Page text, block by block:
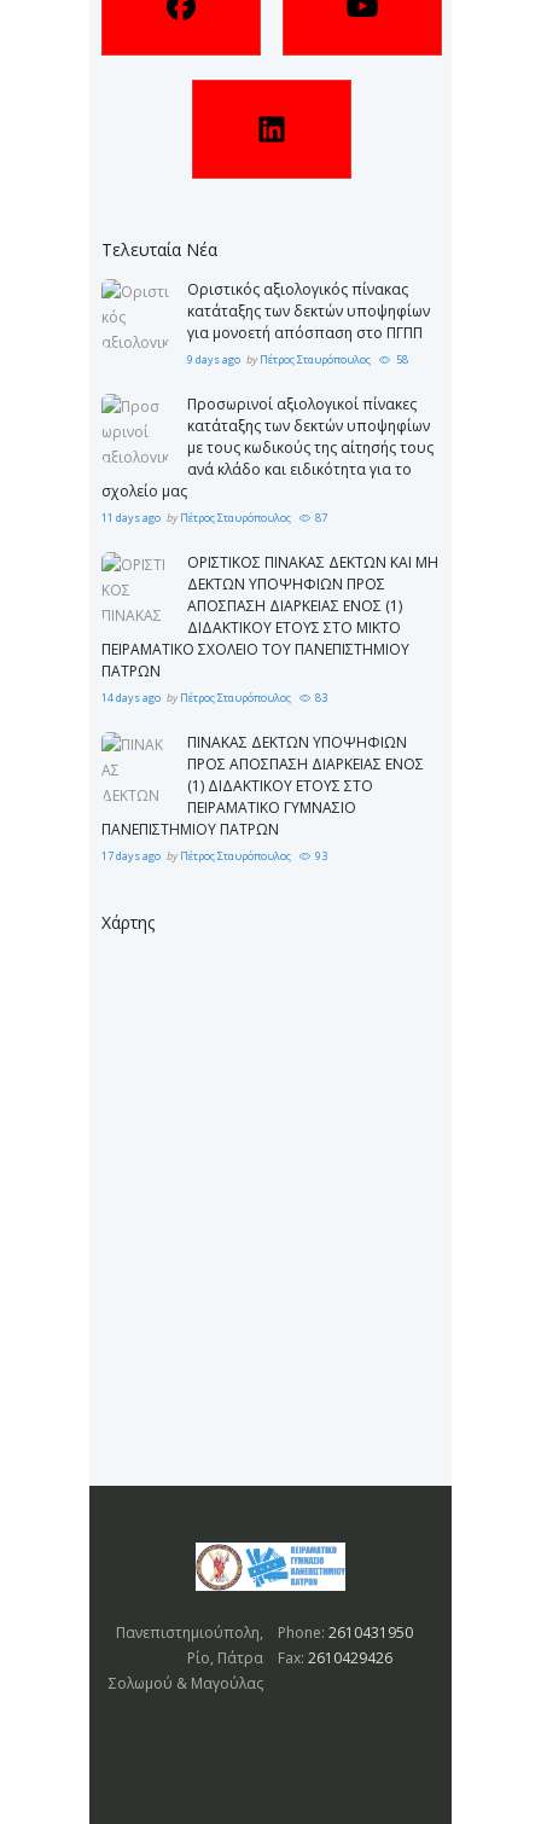
Τελευταία Νέα
Οριστικός αξιολογικός πίνακας
κατάταξης των δεκτών υποψηφίων
για μονοετή απόσπαση στο ΠΓΠΠ
9 days ago byΠέτρος Σταυρόπουλος 58
Προσωρινοί αξιολογικοί πίνακες
κατάταξης των δεκτών υποψηφίων
με τους κωδικούς της αίτησής τους
ανά κλάδο και ειδικότητα για το
σχολείο μας
11 days ago byΠέτρος Σταυρόπουλος 87
ΟΡΙΣΤΙΚΟΣ ΠΙΝΑΚΑΣ ΔΕΚΤΩΝ ΚΑΙ ΜΗ
ΔΕΚΤΩΝ ΥΠΟΨΗΦΙΩΝ ΠΡΟΣ
ΑΠΟΣΠΑΣΗ ΔΙΑΡΚΕΙΑΣ ΕΝΟΣ (1)
ΔΙΔΑΚΤΙΚΟΥ ΕΤΟΥΣ ΣΤΟ ΜΙΚΤΟ
ΠΕΙΡΑΜΑΤΙΚΟ ΣΧΟΛΕΙΟ ΤΟΥ ΠΑΝΕΠΙΣΤΗΜΙΟΥ
ΠΑΤΡΩΝ
14 days ago byΠέτρος Σταυρόπουλος 83
ΠΙΝΑΚΑΣ ΔΕΚΤΩΝ ΥΠΟΨΗΦΙΩΝ
ΠΡΟΣ ΑΠΟΣΠΑΣΗ ΔΙΑΡΚΕΙΑΣ ΕΝΟΣ
(1) ΔΙΔΑΚΤΙΚΟΥ ΕΤΟΥΣ ΣΤΟ
ΠΕΙΡΑΜΑΤΙΚΟ ΓΥΜΝΑΣΙΟ
ΠΑΝΕΠΙΣΤΗΜΙΟΥ ΠΑΤΡΩΝ
17 days ago byΠέτρος Σταυρόπουλος 93
Χάρτης
Phone: 2610431950
Fax: 2610429426
Πανεπιστημιούπολη,
Ρίο, Πάτρα
Σολωμού & Μαγούλας